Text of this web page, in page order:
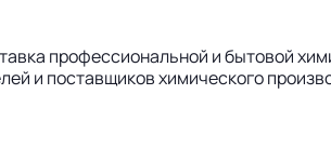
профессиональной и бытовой
и поставщиков химического